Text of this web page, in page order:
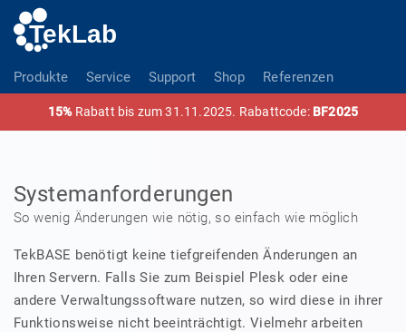
Produkte Service Support Shop Referenzen
15%Rabatt bis zum 31.11.2025. Rabattcode: BF2025
Systemanforderungen
So wenig Änderungen wie nötig, so einfach wie möglich
TekBASE benötigt keine tiefgreifenden Änderungen an
Ihren Servern. Falls Sie zum Beispiel Plesk oder eine
andere Verwaltungssoftware nutzen, so wird diese in ihrer
Funktionsweise nicht beeinträchtigt. Vielmehr arbeiten